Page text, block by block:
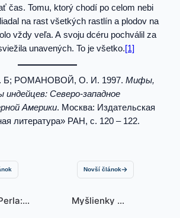
čas. Tomu, ktorý chodí po celom nebi
na rast všetkých rastlín a plodov na
vždy veľa. A svoju dcéru pochválil za
unavených. To je všetko.[1]
Б; РОМАНОВОЙ, О. И. 1997. Мифы,
индейцев: Северо-западное
Америки. Москва: Издательская
литература» РАН, c. 120 – 122.
Novší článok
Myšlienky na